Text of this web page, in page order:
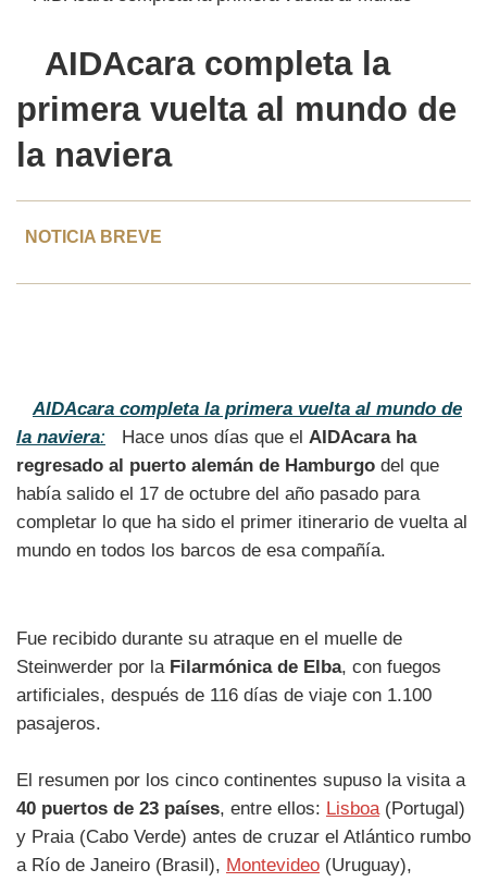
AIDAcaracompleta la
primera vuelta al mundo de
la naviera
NOTICIA BREVE
AIDAcara completa la primera vuelta al mundo de
la naviera: Hace unos días que el AIDAcara ha
regresado al puerto alemán de Hamburgo del que
había salido el 17 de octubre del año pasado para
completar lo que ha sido el primer itinerario de vuelta al
mundo en todos los barcos de esa compañía.
Fue recibido durante su atraque en el muelle de
Steinwerder por la Filarmónica de Elba, con fuegos
artificiales, después de 116 días de viaje con 1.100
pasajeros.
El resumen por los cinco continentes supuso la visita a
40 puertos de 23 países, entre ellos: Lisboa(Portugal)
y Praia (Cabo Verde) antes de cruzar el Atlántico rumbo
a Río de Janeiro (Brasil), Montevideo (Uruguay),